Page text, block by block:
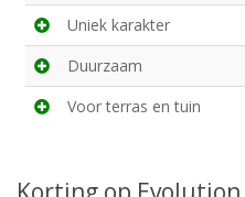
Uniek karakter
Duurzaam
Voor terras en tuin